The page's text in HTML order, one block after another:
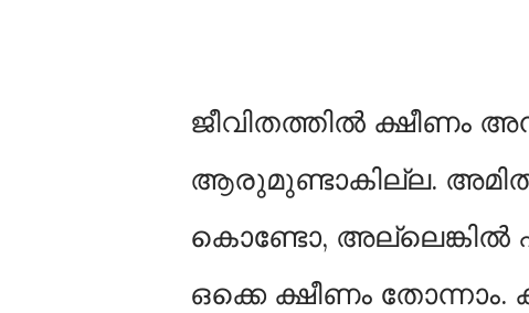
ജീവിതത്തില്‍ ക്ഷീണം
ആരുമുണ്ടാകില്ല.
കൊണ്ടോ, അല്ലെങ്കിൽ
ഒക്കെ ക്ഷീണം